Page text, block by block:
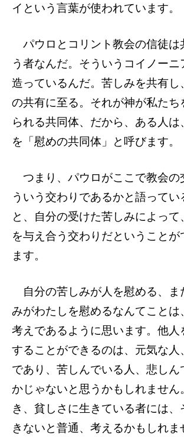
イという言葉が使われています。
パウロとコリント教会の信徒は
う者なんだ。そういうコイノーニ
造っているんだ。苦しみを共有し
の共有に至る。それが神が私たち
られる共同体、だから、ある人は
を「慰めの共同体」と呼びます。
つまり、パウロがここで教会の
ういう交わりであるかと語ってい
と、自分の受けた苦しみによって
を与え合う交わりだということが
ます。
自分の苦しみが人を慰める、ま
みがわたしを慰めるなんてことは
考えであるように思います。他人
することができるのは、元気な人
であり、苦しんでいる人、悲しん
かじゃないと思うかもしれません
き、貧しさに生きている者には、
きないと普通、考えるかもしれま